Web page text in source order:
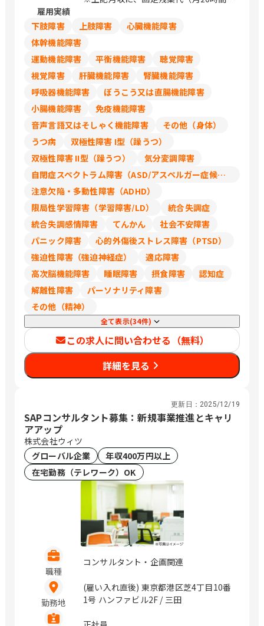
※超過分は別途全額支給
【給与その他】
年俸は15分割（賞与3回分を含む）にて
支給いたします。
年俸を15分割した概算のため、実際の支
給額は企業側の規定に準じます
雇用実績
下肢障害
上肢障害
心臓機能障害
体幹機能障害
運動機能障害
平衡機能障害
聴覚障害
視覚障害
肝臓機能障害
腎臓機能障害
呼吸器機能障害
ぼうこう又は直腸機能障害
小腸機能障害
免疫機能障害
音声言語又はそしゃく機能障害
その他（身体）
うつ病
双極性障害 I型（躁うつ）
双極性障害 II型（躁うつ）
気分変調障害
自閉症スペクトラム障害（ASD/アスペルガー症候群/広汎性発達障害）
注意欠陥・多動性障害（ADHD）
限局性学習障害（学習障害/LD）
統合失調症
統合失調感情障害
てんかん
社会不安障害
パニック障害
心的外傷後ストレス障害（PTSD）
強迫性障害（強迫神経症）
適応障害
高次脳機能障害
睡眠障害 摂食障害
認知症
解離性障害
パーソナリティ障害
その他（精神）
全て表示(34件)
この求人に問い合わせる（無料）
詳細を見る
更新日： 2025/12/19
SAPコンサルタント募集：新規事業推進とキャリ
アアップ
株式会社ウィツ
グローバル企業
年収400万円以上
在宅勤務（テレワーク）OK
職種
コンサルタント・企画関連
勤務地
(雇い入れ直後) 東京都港区芝4丁目10番
1号 ハンファビル2F / 三田